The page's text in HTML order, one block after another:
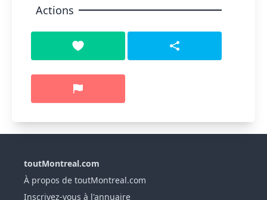
Actions
toutMontreal.com
À propos de toutMontreal.com
Inscrivez-vous à l'annuaire